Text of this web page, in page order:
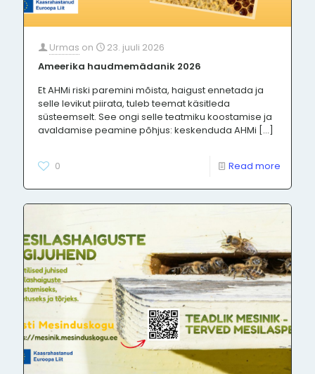
Urmas on
23. juuli 2026
Ameerika haudmemädanik 2026
Et AHMi riski paremini mõista, haigust ennetada ja
selle levikut piirata, tuleb teemat käsitleda
süsteemselt. See ongi selle teatmiku koostamise ja
avaldamise peamine põhjus: keskenduda AHMi […]
0 Read more